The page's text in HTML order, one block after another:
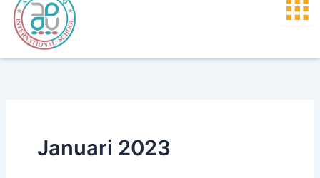
Januari 2023